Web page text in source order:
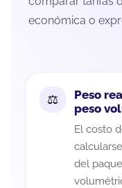
económica o
Peso
peso
El costo
del